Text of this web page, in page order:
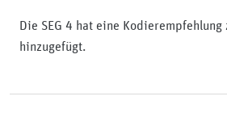
Die SEG 4 hat eine
hinzugefügt.